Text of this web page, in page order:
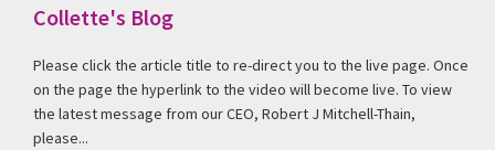
Collette's Blog
Please click the article title to re-direct you to the live page. Once
on the page the hyperlink to the video will become live. To view
the latest message from our CEO, Robert J Mitchell-Thain,
please...